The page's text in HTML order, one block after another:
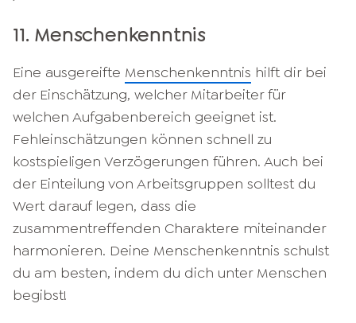
11. Menschenkenntnis
Eine ausgereifte Menschenkenntnis hilft dir bei
der Einschätzung, welcher Mitarbeiter für
welchen Aufgabenbereich geeignet ist.
Fehleinschätzungen können schnell zu
kostspieligen Verzögerungen führen. Auch bei
der Einteilung von Arbeitsgruppen solltest du
Wert darauf legen, dass die
zusammentreffenden Charaktere miteinander
harmonieren. Deine Menschenkenntnis schulst
du am besten, indem du dich unter Menschen
begibst!